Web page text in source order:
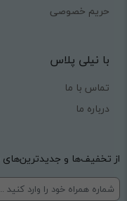
حریم خصوصی
با نیلی پلاس
تماس با ما
درباره ما
از تخفیف‌ها و جدیدترین‌های